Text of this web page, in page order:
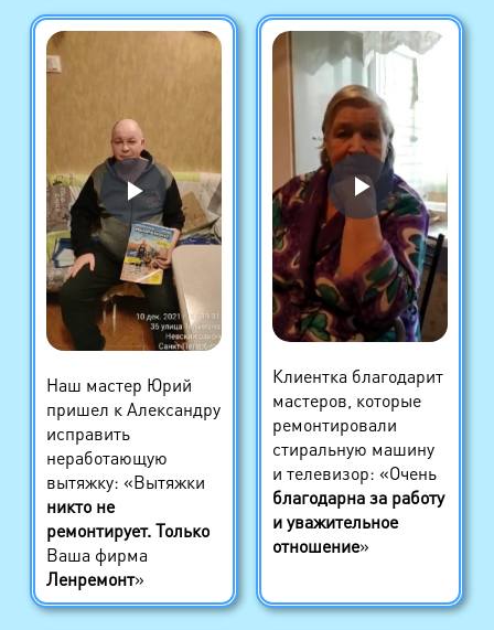
Наш мастер Юрий
пришел к Александру
исправить
неработающую
вытяжку: «Вытяжки
никто не
ремонтирует. Только
Ваша фирма
Ленремонт»
Клиентка благодарит
мастеров, которые
ремонтировали
стиральную машину
и телевизор: «Очень
благодарна за работу
и уважительное
отношение»